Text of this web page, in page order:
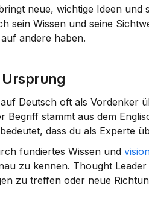
neue, wichtige Ideen
sein Wissen und seine
andere haben.
Deutsch oft als Vordenker
Begriff stammt aus dem
dass du als Experte
fundiertes Wissen und
zu kennen. Thought
zu treffen oder neue